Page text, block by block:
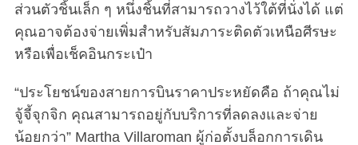
ส่วนตัวชิ้นเล็ก ๆ หนึ่งชิ้นที่สามารถวางไว้ใต้ที่นั่งได้ แต่
คุณอาจต้องจ่ายเพิ่มสำหรับสัมภาระติดตัวเหนือศีรษะ
หรือเพื่อเช็คอินกระเป๋า
“ประโยชน์ของสายการบินราคาประหยัดคือ ถ้าคุณไม่
จู้จี้จุกจิก คุณสามารถอยู่กับบริการที่ลดลงและจ่าย
น้อยกว่า” Martha Villaroman ผู้ก่อตั้งบล็อกการเดิน